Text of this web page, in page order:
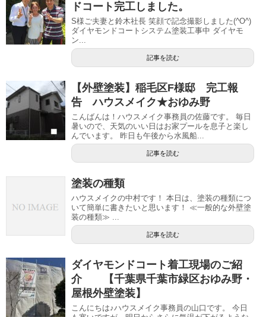
ドコート完工しました。
S様ご夫妻と鈴木社長 笑顔で記念撮影しました(^O^)
ダイヤモンドコートシステム塗装工事中 ダイヤモ
ン...
記事を読む
【外壁塗装】稲毛区F様邸 完工報
告 ハウスメイク★おゆみ野
こんばんは！ハウスメイク事務員の佐藤です。 毎日
暑いので、天気のいい日はお家プールを息子と楽し
んでいます。 昨日も午後から水風船...
記事を読む
塗装の種類
ハウスメイクの中村です！ 本日は、塗装の種類につ
いて簡単に書きたいと思います！ ≪一般的な外壁塗
装の種類≫ ...
記事を読む
ダイヤモンドコート着工現場のご紹
介 【千葉県千葉市緑区おゆみ野・
屋根外壁塗装】
こんにちは♪ハウスメイク事務員の山口です。 今日